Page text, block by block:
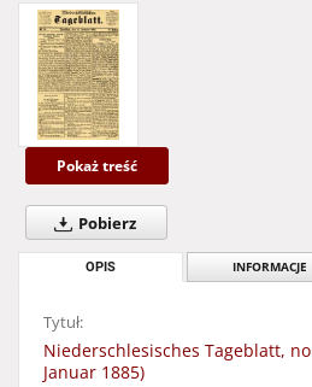
Pokaż treść
Pobierz
OPIS INFORMACJE
Tytuł:
Niederschlesisches Tageblatt,
Januar 1885)